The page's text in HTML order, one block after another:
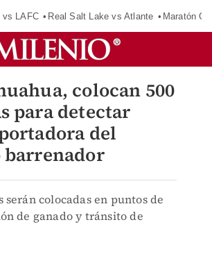
vs LAFC Real Salt Lake vs Atlante Maratón
colocan 500
para detectar
del
barrenador
serán colocadas en puntos de
de ganado y tránsito de